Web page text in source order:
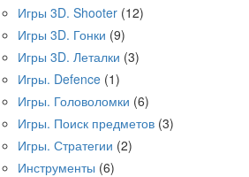
Игры 3D. Shooter (12)
Игры 3D. Гонки (9)
Игры 3D. Леталки (3)
Игры. Defence (1)
Игры. Головоломки (6)
Игры. Поиск предметов (3)
Игры. Стратегии (2)
Инструменты (6)